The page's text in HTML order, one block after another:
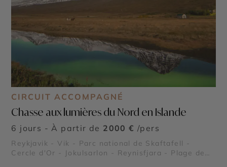
CIRCUIT ACCOMPAGNÉ
Chasse aux lumières du Nord en Islande
6 jours - À partir de 2000 € /pers
Reykjavik - Vik - Parc national de Skaftafell -
Cercle d'Or - Jokulsarlon - Reynisfjara - Plage de